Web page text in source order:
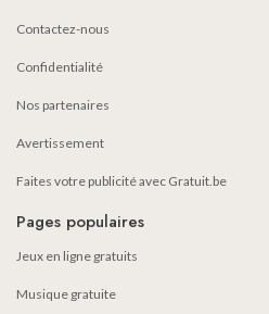
Contactez-nous
Confidentialité
Nos partenaires
Avertissement
Faites votre publicité avec Gratuit.be
Pages populaires
Jeux en ligne gratuits
Musique gratuite